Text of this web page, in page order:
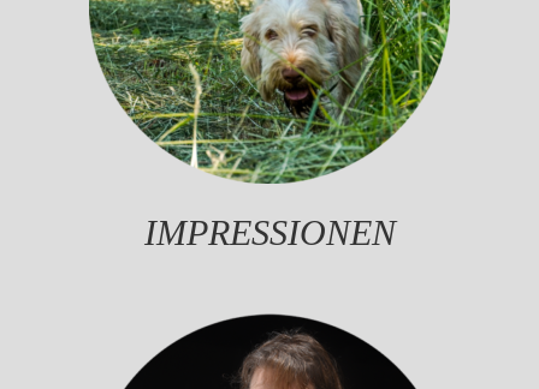
IMPRESSIONEN